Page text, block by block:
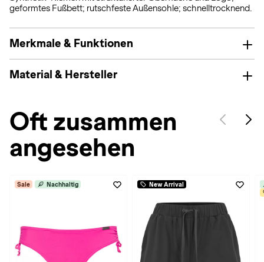
geformtes Fußbett; rutschfeste Außensohle; schnelltrocknend.
Merkmale & Funktionen
Material & Hersteller
Oft zusammen
angesehen
Sale Nachhaltig New Arrival